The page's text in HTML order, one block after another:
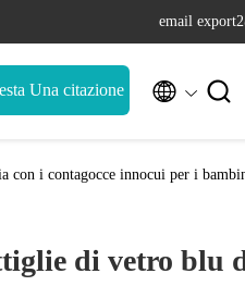
email
Una citazione  
con i contagocce innocui per i
di vetro blu